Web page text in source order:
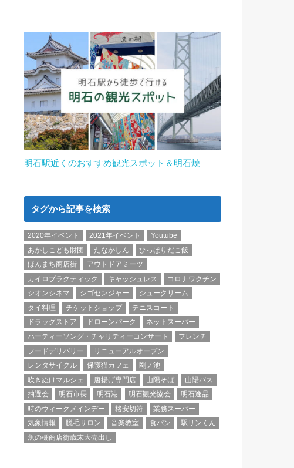
明石駅近くのおすすめ観光スポット＆明石焼
タグから記事を検索
2020年イベント 2021年イベント
Youtube
あかしこども財団
たなかしん
ひっぱりだこ飯
ほんまち商店街
アウトドアミーツ
カイロプラクティック
キャッシュレス
コロナワクチン
シオンシネマ
シゴセンジャー
シュークリーム
タイ料理
チケットショップ
テニスコート
ドラッグストア
ドローンパーク
ネットスーパー
ハーティーソング・チャリティーコンサート
フレンチ
フードデリバリー
リニューアルオープン
レンタサイクル
保護猫カフェ
剛ノ池
吹きぬけマルシェ
唐揚げ専門店 山陽そば
山陽バス
抽選会
明石市長 明石港 明石観光協会
明石逸品
時のウィークメインデー
格安切符
業務スーパー
気象情報
脱毛サロン 音楽教室 食パン
駅リンくん
魚の棚商店街歳末大売出し